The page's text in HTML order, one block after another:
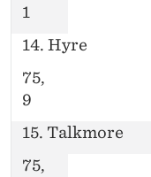
1
14. Hyre
75,
9
15. Talkmore
75,